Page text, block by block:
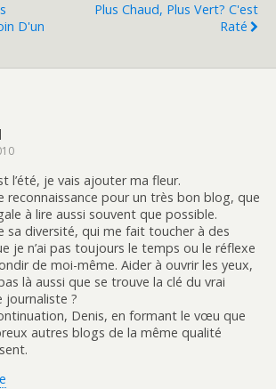
D'un
Plus Chaud, Plus Vert? C'est
Raté
l’été, je vais ajouter ma fleur.
reconnaissance pour un très bon blog, que
à lire aussi souvent que possible.
sa diversité, qui me fait toucher à des
je n’ai pas toujours le temps ou le réflexe
de moi-même. Aider à ouvrir les yeux,
là aussi que se trouve la clé du vrai
journaliste ?
Denis, en formant le vœu que
autres blogs de la même qualité